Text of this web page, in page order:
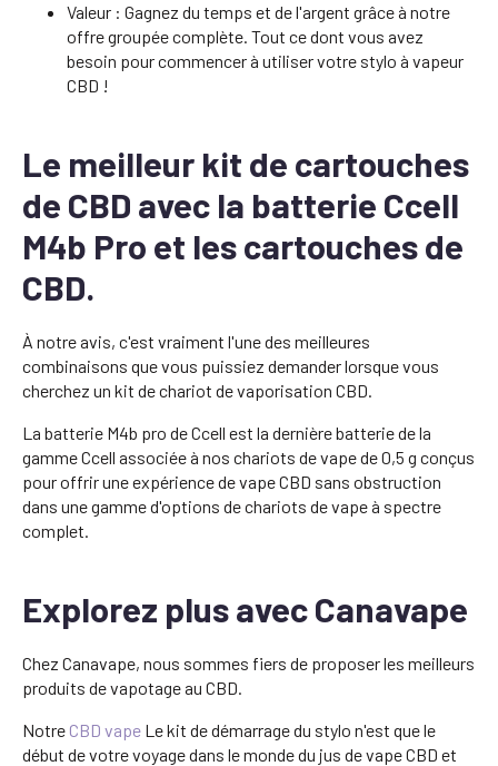
Valeur : Gagnez du temps et de l'argent grâce à notre
offre groupée complète. Tout ce dont vous avez
besoin pour commencer à utiliser votre stylo à vapeur
CBD !
Le meilleur kit de cartouches
de CBD avec la batterie Ccell
M4b Pro et les cartouches de
CBD.
À notre avis, c'est vraiment l'une des meilleures
combinaisons que vous puissiez demander lorsque vous
cherchez un kit de chariot de vaporisation CBD.
La batterie M4b pro de Ccell est la dernière batterie de la
gamme Ccell associée à nos chariots de vape de 0,5 g conçus
pour offrir une expérience de vape CBD sans obstruction
dans une gamme d'options de chariots de vape à spectre
complet.
Explorez plus avec Canavape
Chez Canavape, nous sommes fiers de proposer les meilleurs
produits de vapotage au CBD.
Notre CBD vape Le kit de démarrage du stylo n'est que le
début de votre voyage dans le monde du jus de vape CBD et